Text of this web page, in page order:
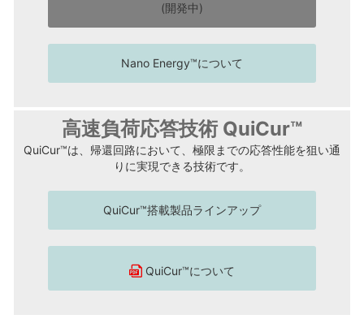
(開発中)
Nano Energy™について
高速負荷応答技術 QuiCur™
QuiCur™は、帰還回路において、極限までの応答性能を狙い通
りに実現できる技術です。
QuiCur™搭載製品ラインアップ
QuiCur™について